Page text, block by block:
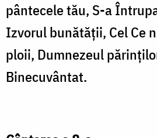
pântecele tău, S-a
Izvorul bunătăţii, Cel Ce
ploii, Dumnezeul
Binecuvântat.